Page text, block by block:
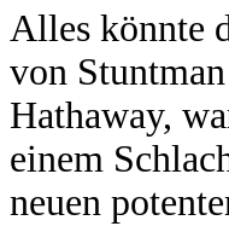
Alles könnte
von
Hathaway,
einem
neuen